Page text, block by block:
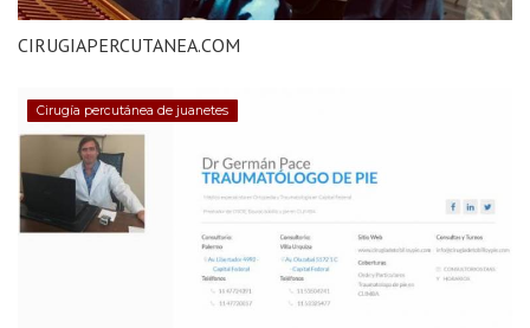
CIRUGIAPERCUTANEA.COM
Cirugía percutánea de juanetes